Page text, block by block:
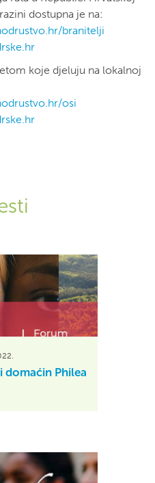
dostupna je na:
branitelji
koje djeluju na lokalnoj
osi
domaćin Philea